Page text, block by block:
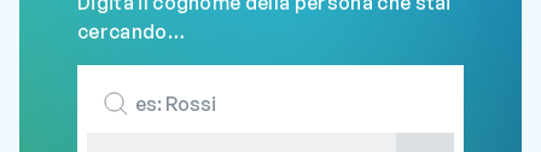
cercando…